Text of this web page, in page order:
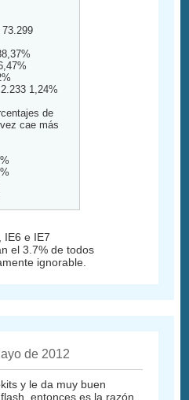
1,24%
de
cae más
IE6 e IE7
el 3.7% de todos
ignorable.
de 2012
y le da muy buen
entonces es la razón